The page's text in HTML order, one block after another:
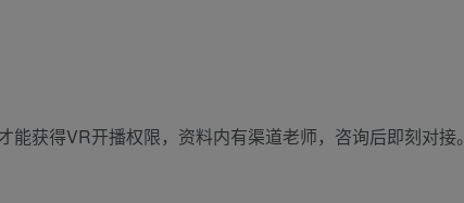
获得VR开播权限，资料内有渠道老师，咨询后即刻对接。